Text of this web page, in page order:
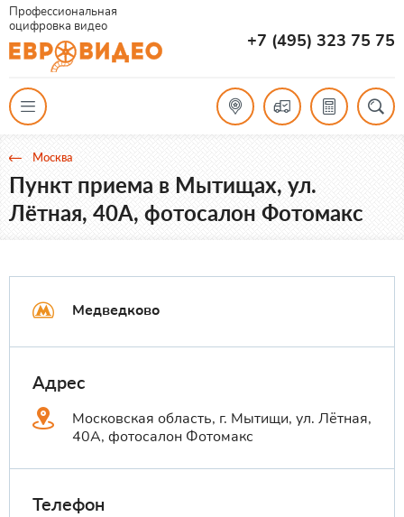
Профессиональная
оцифровка видео
+7 (495) 323 75 75
Москва
Пункт приема в Мытищах, ул.
Лётная, 40А, фотосалон Фотомакс
Медведково
Адрес
Московская область, г. Мытищи, ул. Лётная,
40А, фотосалон Фотомакс
Телефон